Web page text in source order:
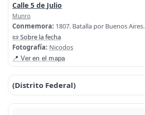
Calle 5 de Julio
Munro
Conmemora: 1807. Batalla por Buenos Aires.
📜 Sobre la fecha
Fotografía: Nicodos
📍 Ver en el mapa
(Distrito Federal)